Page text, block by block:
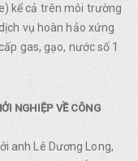
kể cả trên môi trường
vụ hoàn hảo xứng
gas, gạo, nước số 1
NGHIỆP VỀ CÔNG
anh Lê Dương Long,